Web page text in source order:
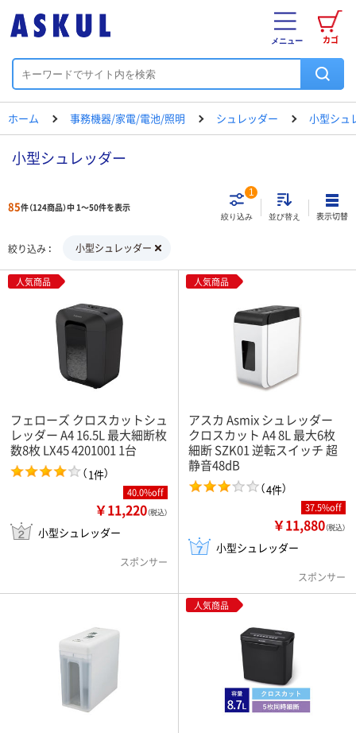
カゴ
メニュー
ホーム 事務機器/家電/電池/照明 シュレッダー 小型シュ
小型シュレッダー
85件（124商品）中 1～50件を表示
絞り込み
1
並び替え 表示切替
絞り込み 小型シュレッダー
人気商品
フェローズ クロスカットシュ
レッダー A4 16.5L 最大細断枚
数8枚 LX45 4201001 1台
（1件）
40.0%off
￥11,220（税込）
小型シュレッダー
スポンサー
人気商品
アスカ Asmix シュレッダー
クロスカット A4 8L 最大6枚
細断 SZK01 逆転スイッチ 超
静音48dB
（4件）
37.5%off
￥11,880（税込）
小型シュレッダー
スポンサー
人気商品